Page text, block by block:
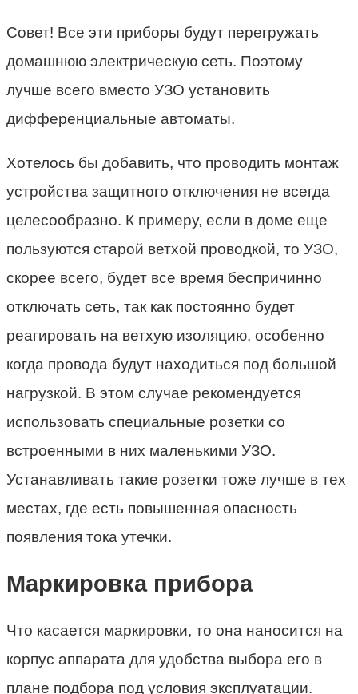
Совет! Все эти приборы будут перегружать
домашнюю электрическую сеть. Поэтому
лучше всего вместо УЗО установить
дифференциальные автоматы.
Хотелось бы добавить, что проводить монтаж
устройства защитного отключения не всегда
целесообразно. К примеру, если в доме еще
пользуются старой ветхой проводкой, то УЗО,
скорее всего, будет все время беспричинно
отключать сеть, так как постоянно будет
реагировать на ветхую изоляцию, особенно
когда провода будут находиться под большой
нагрузкой. В этом случае рекомендуется
использовать специальные розетки со
встроенными в них маленькими УЗО.
Устанавливать такие розетки тоже лучше в тех
местах, где есть повышенная опасность
появления тока утечки.
Маркировка прибора
Что касается маркировки, то она наносится на
корпус аппарата для удобства выбора его в
плане подбора под условия эксплуатации.